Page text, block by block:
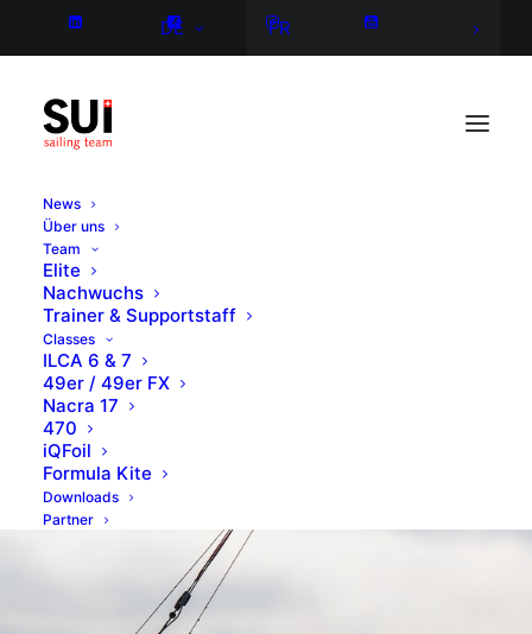
DE FR
News
Über uns
Team
Elite
Nachwuchs
Trainer & Supportstaff
Classes
ILCA 6 & 7
49er / 49er FX
Nacra 17
470
iQFoil
Formula Kite
Downloads
Partner